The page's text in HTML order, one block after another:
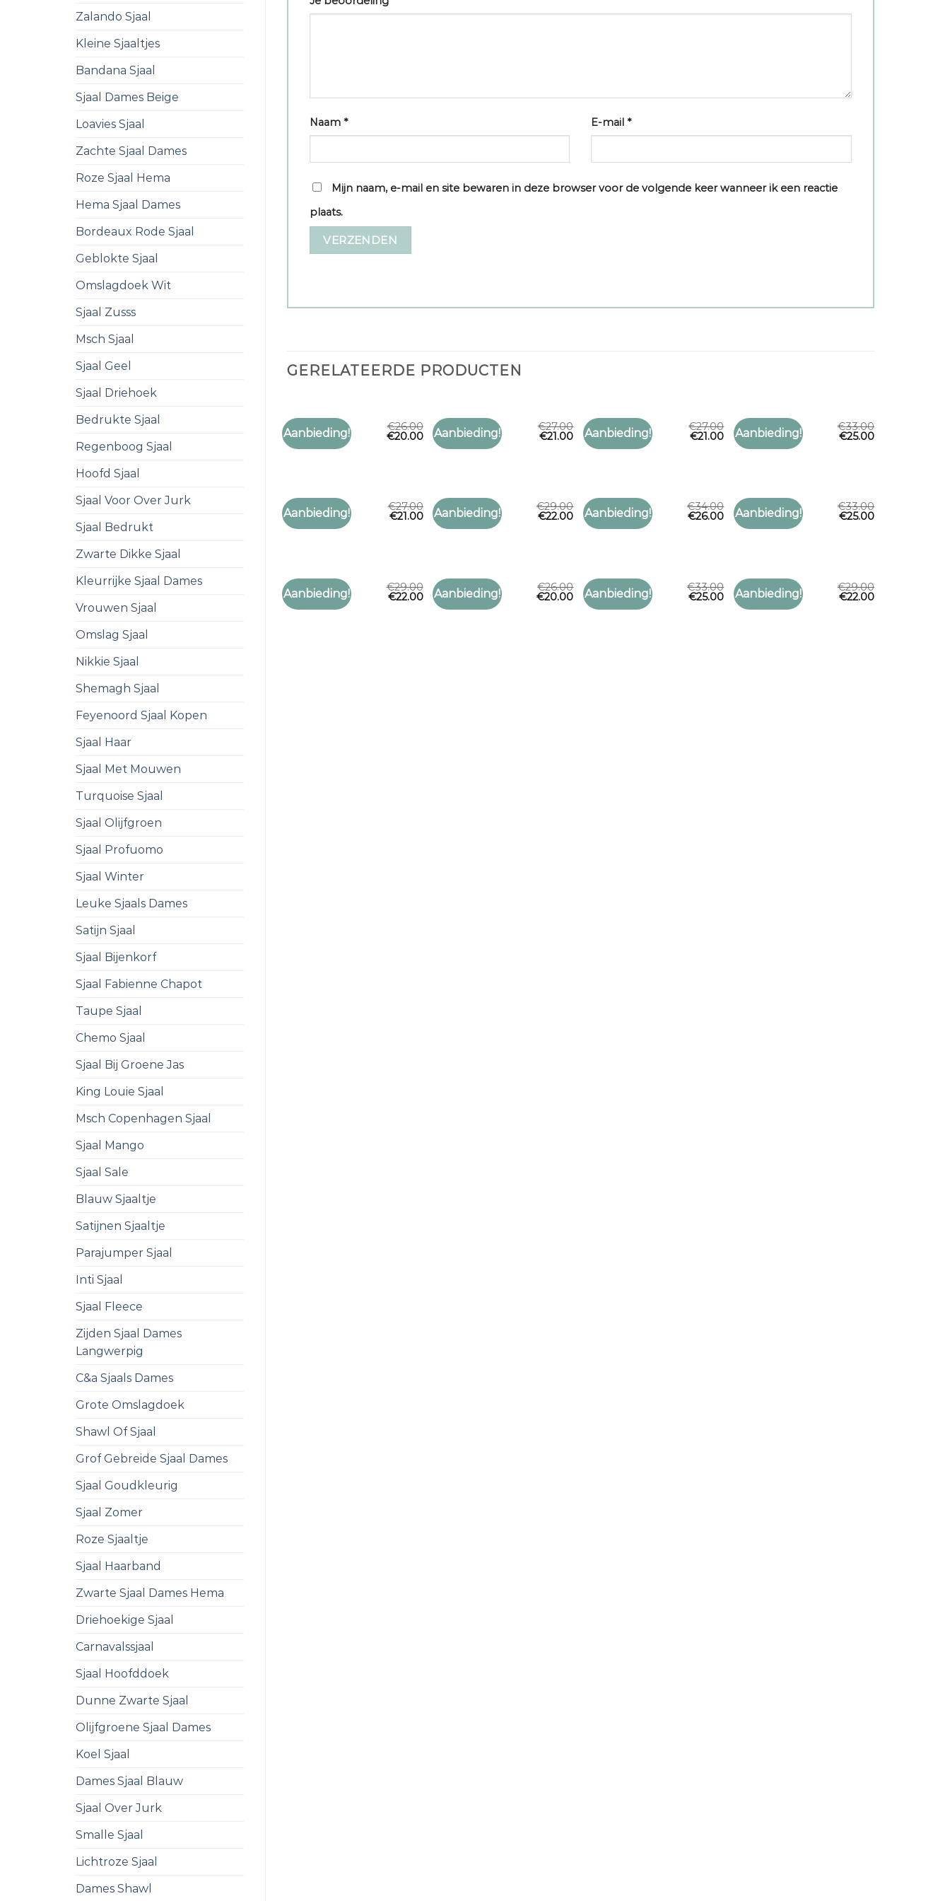
Zalando Sjaal
Kleine Sjaaltjes
Bandana Sjaal
Sjaal Dames Beige
Loavies Sjaal
Zachte Sjaal Dames
Roze Sjaal Hema
Hema Sjaal Dames
Bordeaux Rode Sjaal
Geblokte Sjaal
Omslagdoek Wit
Sjaal Zusss
Msch Sjaal
Sjaal Geel
Sjaal Driehoek
Bedrukte Sjaal
Regenboog Sjaal
Hoofd Sjaal
Sjaal Voor Over Jurk
Sjaal Bedrukt
Zwarte Dikke Sjaal
Kleurrijke Sjaal Dames
Vrouwen Sjaal
Omslag Sjaal
Nikkie Sjaal
Shemagh Sjaal
Feyenoord Sjaal Kopen
Sjaal Haar
Sjaal Met Mouwen
Turquoise Sjaal
Sjaal Olijfgroen
Sjaal Profuomo
Sjaal Winter
Leuke Sjaals Dames
Satijn Sjaal
Sjaal Bijenkorf
Sjaal Fabienne Chapot
Taupe Sjaal
Chemo Sjaal
Sjaal Bij Groene Jas
King Louie Sjaal
Msch Copenhagen Sjaal
Sjaal Mango
Sjaal Sale
Blauw Sjaaltje
Satijnen Sjaaltje
Parajumper Sjaal
Inti Sjaal
Sjaal Fleece
Zijden Sjaal Dames
Langwerpig
C&a Sjaals Dames
Grote Omslagdoek
Shawl Of Sjaal
Grof Gebreide Sjaal Dames
Sjaal Goudkleurig
Sjaal Zomer
Roze Sjaaltje
Sjaal Haarband
Zwarte Sjaal Dames Hema
Driehoekige Sjaal
Carnavalssjaal
Sjaal Hoofddoek
Dunne Zwarte Sjaal
Olijfgroene Sjaal Dames
Koel Sjaal
Dames Sjaal Blauw
Sjaal Over Jurk
Smalle Sjaal
Lichtroze Sjaal
Dames Shawl
Naam * E-mail*
Mijn naam, e-mail en site bewaren in deze browser voor de volgende keer wanneer ik een reactie
plaats.
GERELATEERDE PRODUCTEN
Aanbieding!
Toevoegen
PAISLEY SJAAL
paisley sjaal
€26.00
€20.00 Aanbieding!
Toevoegen
PAISLEY SJAAL
paisley sjaal
€27.00
€21.00 Aanbieding!
Toevoegen
PAISLEY SJAAL
paisley sjaal
€27.00
€21.00 Aanbieding!
Toevoegen
PAISLEY SJAAL
paisley sjaal
€33.00
€25.00
Aanbieding!
Toevoegen
PAISLEY SJAAL
paisley sjaal
€27.00
€21.00 Aanbieding!
Toevoegen
PAISLEY SJAAL
paisley sjaal
€29.00
€22.00 Aanbieding!
Toevoegen
PAISLEY SJAAL
paisley sjaal
€34.00
€26.00 Aanbieding!
Toevoegen
PAISLEY SJAAL
paisley sjaal
€33.00
€25.00
Aanbieding!
Toevoegen
PAISLEY SJAAL
paisley sjaal
€29.00
€22.00 Aanbieding!
Toevoegen
PAISLEY SJAAL
paisley sjaal
€26.00
€20.00 Aanbieding!
Toevoegen
PAISLEY SJAAL
paisley sjaal
€33.00
€25.00 Aanbieding!
Toevoegen
PAISLEY SJAAL
paisley sjaal
€29.00
€22.00